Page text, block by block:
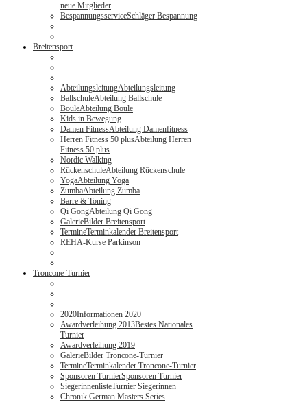
neue Mitglieder
BespannungsserviceSchläger Bespannung
Breitensport
AbteilungsleitungAbteilungsleitung
BallschuleAbteilung Ballschule
BouleAbteilung Boule
Kids in Bewegung
Damen FitnessAbteilung Damenfitness
Herren Fitness 50 plusAbteilung Herren
Fitness 50 plus
Nordic Walking
RückenschuleAbteilung Rückenschule
YogaAbteilung Yoga
ZumbaAbteilung Zumba
Barre & Toning
Qi GongAbteilung Qi Gong
GalerieBilder Breitensport
TermineTerminkalender Breitensport
REHA-Kurse Parkinson
Troncone-Turnier
2020Informationen 2020
Awardverleihung 2013Bestes Nationales
Turnier
Awardverleihung 2019
GalerieBilder Troncone-Turnier
TermineTerminkalender Troncone-Turnier
Sponsoren TurnierSponsoren Turnier
SiegerinnenlisteTurnier Siegerinnen
Chronik German Masters Series